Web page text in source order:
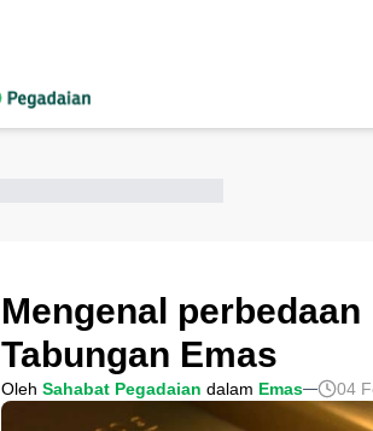
Mengenal
Tabungan Emas
Oleh Sahabat Pegadaian dalam Emas 04